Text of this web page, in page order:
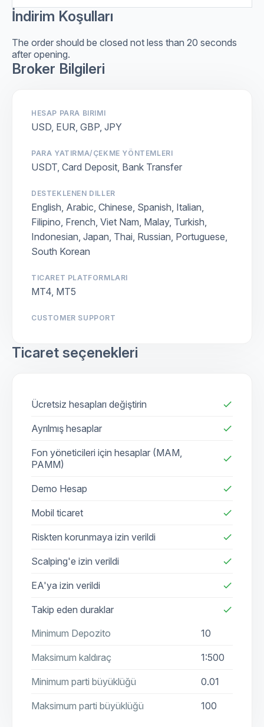
İndirim Koşulları
The order should be closed not less than 20 seconds
after opening.
Broker Bilgileri
HESAP PARA BIRIMI
USD, EUR, GBP, JPY
PARA YATIRMA/ÇEKME YÖNTEMLERI
USDT, Card Deposit, Bank Transfer
DESTEKLENEN DILLER
English, Arabic, Chinese, Spanish, Italian,
Filipino, French, Viet Nam, Malay, Turkish,
Indonesian, Japan, Thai, Russian, Portuguese,
South Korean
TICARET PLATFORMLARI
MT4, MT5
CUSTOMER SUPPORT
Ticaret seçenekleri
Ücretsiz hesapları değiştirin check
Ayrılmış hesaplar check
Fon yöneticileri için hesaplar (MAM,
PAMM)
check
Demo Hesap check
Mobil ticaret check
Riskten korunmaya izin verildi check
Scalping'e izin verildi check
EA'ya izin verildi check
Takip eden duraklar check
Minimum Depozito 10
Maksimum kaldıraç 1:500
Minimum parti büyüklüğü 0.01
Maksimum parti büyüklüğü 100